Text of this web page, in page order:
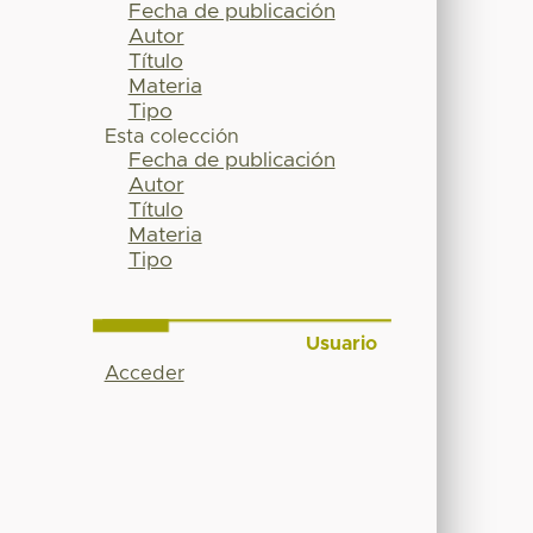
Fecha de publicación
Autor
Título
Materia
Tipo
Esta colección
Fecha de publicación
Autor
Título
Materia
Tipo
Usuario
Acceder